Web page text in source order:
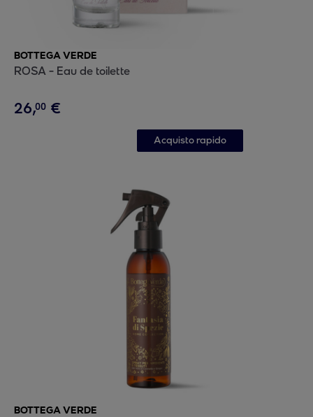
BOTTEGA VERDE
ROSA - Eau de toilette
26,00 €
Acquisto rapido
BOTTEGA VERDE